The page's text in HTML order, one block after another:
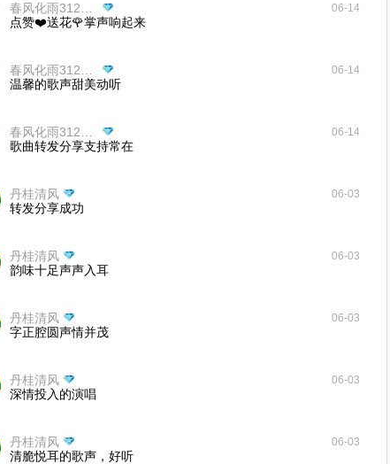
06-14
点赞❤️送花🌹掌声响起来
06-14
温馨的歌声甜美动听
06-14
歌曲转发分享支持常在
丹桂清风 06-03
转发分享成功
丹桂清风 06-03
韵味十足声声入耳
丹桂清风 06-03
字正腔圆声情并茂
丹桂清风 06-03
深情投入的演唱
丹桂清风 06-03
清脆悦耳的歌声，好听